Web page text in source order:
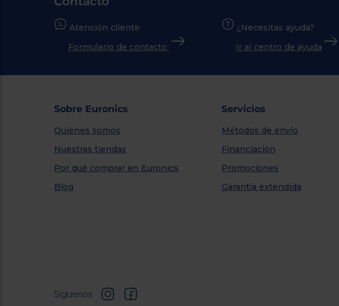
Atención cliente
Formulario de contacto
¿Necesitas ayuda?
Ir al centro de ayuda
Sobre Euronics
Quiénes somos
Nuestras tiendas
Por qué comprar en Euronics
Blog
Servicios
Métodos de envío
Financiación
Promociones
Garantía extendida
Síguenos